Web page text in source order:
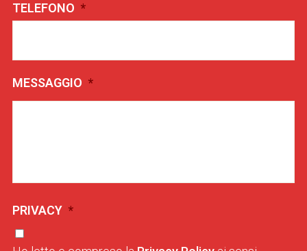
TELEFONO *
MESSAGGIO *
PRIVACY *